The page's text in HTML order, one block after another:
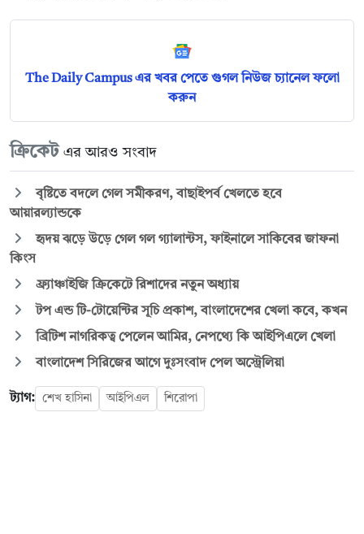
The Daily Campus এর খবর পেতে গুগল নিউজ চ্যানেল ফলো
করুন
ক্রিকেট এর আরও সংবাদ
বৃষ্টিতে বদলে গেল সমীকরণ, বাছাইপর্ব খেলতে হবে
আয়ারল্যান্ডকে
হৃদয় ঝড়ে উড়ে গেল গল গ্যালান্টস, ফাইনালে সাকিবের জাফনা
কিংস
ফ্র্যাঞ্চাইজি ক্রিকেটে রিশাদের নতুন অধ্যায়
টপ এন্ড টি-টোয়েন্টির সূচি প্রকাশ, বাংলাদেশের খেলা কবে, কখন
ব্রিটিশ নাগরিকত্ব পেলেন আমির, নেপথ্যে কি আইপিএলে খেলা
বাংলাদেশ সিরিজের আগে দুঃসংবাদ পেল অস্ট্রেলিয়া
ট্যাগ: শেখ হাসিনা আইপিএল শিরোপা